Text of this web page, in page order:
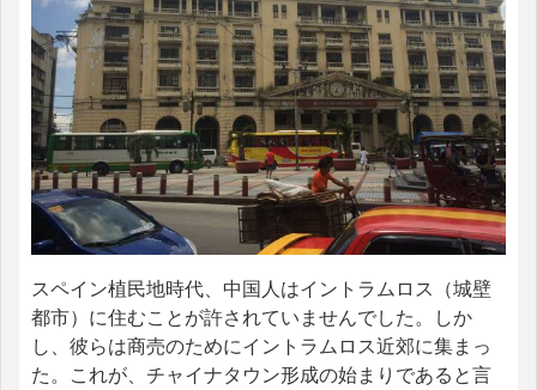
スペイン植民地時代、中国人はイントラムロス（城壁
都市）に住むことが許されていませんでした。しか
し、彼らは商売のためにイントラムロス近郊に集まっ
た。これが、チャイナタウン形成の始まりであると言